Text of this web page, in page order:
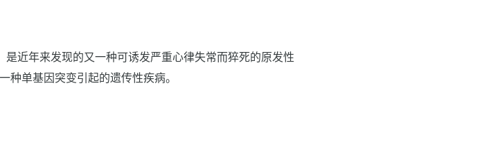
近年来发现的又一种可诱发严重心律失常而猝死的原发性
种单基因突变引起的遗传性疾病。